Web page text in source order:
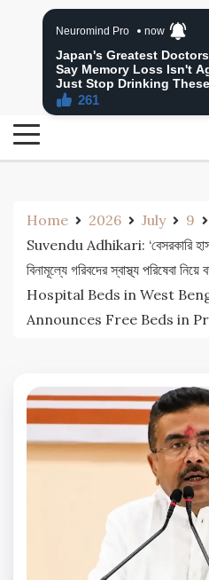
24 Ghanta Bangla
24 Ghanta Bengali News
Home 2026 July
9
Suvendu Adhikari: ‘বেসরকারি
বিনামূল্যে গরিবদের স্বাস্থ্য পরিষেবা
Hospital Beds in West
Announces Free Beds in